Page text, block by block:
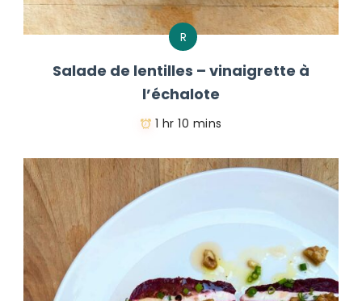
R
Salade de lentilles – vinaigrette à
l’échalote
1 hr 10 mins